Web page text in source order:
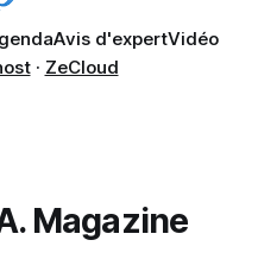
Avis d'expertVidéo
· ZeCloud
Magazine